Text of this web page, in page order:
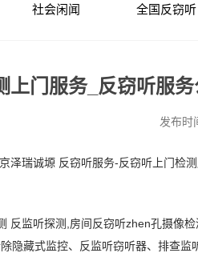
社会闲闻 全国反窃听
上门服务_反窃听服
发布时
泽瑞诚塬 反窃听服务-反窃听上门检
反监听探测 ,房间反窃听zhen孔摄像检
隐藏式监控、反监听窃听器、排查